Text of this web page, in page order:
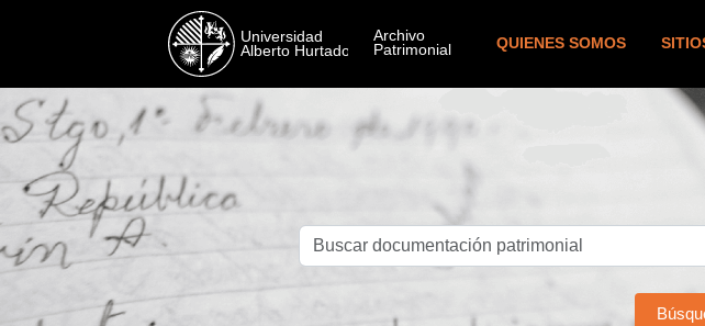
QUIENES SOMOS